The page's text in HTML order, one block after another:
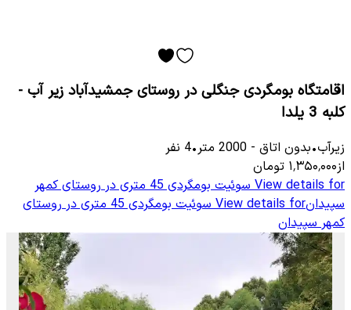
اقامتگاه بومگردی جنگلی در روستای جمشیدآباد زیر آب -
کلبه 3 یلدا
زیرآب•بدون اتاق -
2000 متر•
4 نفر
از۱٬۳۵۰٬۰۰۰ تومان
View details for
سوئیت بومگردی 45 متری در روستای کمهر
سپیدانView details for
سوئیت بومگردی 45 متری در روستای
کمهر سپیدان